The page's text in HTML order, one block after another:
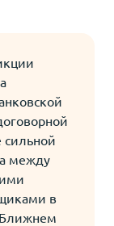
сильной
между
в